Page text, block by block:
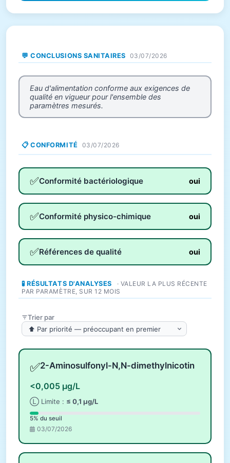
💬 CONCLUSIONS SANITAIRES 03/07/2026
Eau d'alimentation conforme aux exigences de
qualité en vigueur pour l'ensemble des
paramètres mesurés.
📋 CONFORMITÉ 03/07/2026
✅Conformité bactériologique oui
✅Conformité physico-chimique oui
✅Références de qualité oui
🧪 RÉSULTATS D'ANALYSES
· VALEUR LA PLUS RÉCENTE
PAR PARAMÈTRE, SUR 12 MOIS
Trier par
✅2-Aminosulfonyl-N,N-dimethylnicotin
<0,005 µg/L
Ⓛ Limite : ≤ 0,1 µg/L
5% du seuil
03/07/2026